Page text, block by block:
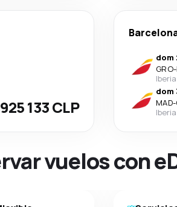
925 133 CLP
dom
GRO-
Iberia
dom
MAD-
Iberia
vuelos con